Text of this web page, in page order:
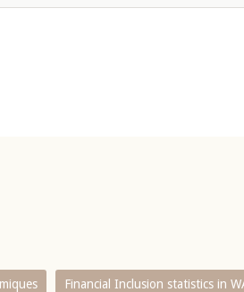
Financial Inclusion statistics in